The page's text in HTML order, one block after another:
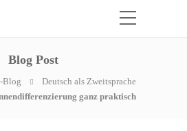
Blog Post
Blog
Deutsch als Zweitsprache
ganz praktisch